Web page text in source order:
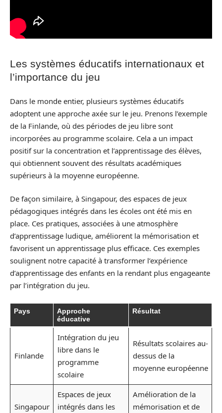
Les systèmes éducatifs internationaux et
l’importance du jeu
Dans le monde entier, plusieurs systèmes éducatifs
adoptent une approche axée sur le jeu. Prenons l’exemple
de la Finlande, où des périodes de jeu libre sont
incorporées au programme scolaire. Cela a un impact
positif sur la concentration et l’apprentissage des élèves,
qui obtiennent souvent des résultats académiques
supérieurs à la moyenne européenne.
De façon similaire, à Singapour, des espaces de jeux
pédagogiques intégrés dans les écoles ont été mis en
place. Ces pratiques, associées à une atmosphère
d’apprentissage ludique, améliorent la mémorisation et
favorisent un apprentissage plus efficace. Ces exemples
soulignent notre capacité à transformer l’expérience
d’apprentissage des enfants en la rendant plus engageante
par l’intégration du jeu.
Pays
Approche
éducative
Résultat
Finlande
Intégration du jeu
libre dans le
programme
scolaire
Résultats scolaires au-
dessus de la
moyenne européenne
Singapour
Espaces de jeux
intégrés dans les
Amélioration de la
mémorisation et de